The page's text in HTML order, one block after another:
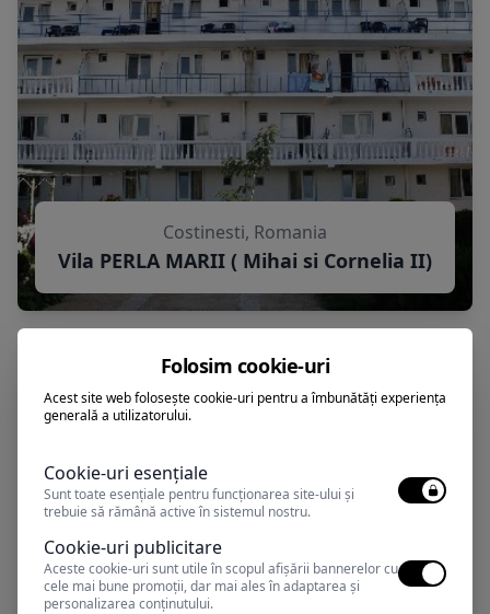
Costinesti, Romania
Vila PERLA MARII ( Mihai si Cornelia II)
Folosim cookie-uri
Acest site web folosește cookie-uri pentru a îmbunătăți experiența
generală a utilizatorului.
Cookie-uri esențiale
Sunt toate esențiale pentru funcționarea site-ului și
trebuie să rămână active în sistemul nostru.
Cookie-uri publicitare
Aceste cookie-uri sunt utile în scopul afișării bannerelor cu
cele mai bune promoții, dar mai ales în adaptarea și
personalizarea conținutului.